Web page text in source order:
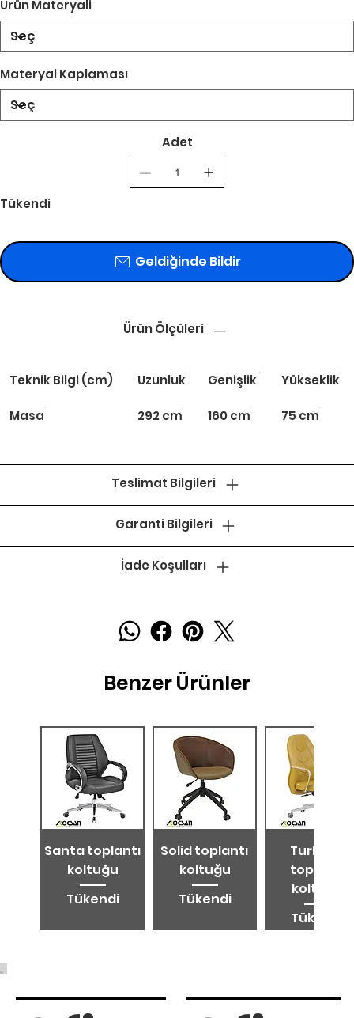
Ürün Materyali
Materyal Kaplaması
Adet
Tükendi
Geldiğinde Bildir
Ürün Ölçüleri
Teknik Bilgi (cm) Uzunluk Genişlik Yükseklik
Masa 292 cm 160 cm 75 cm
Teslimat Bilgileri
Garanti Bilgileri
İade Koşulları
Benzer Ürünler
Santa toplantı
koltuğu
Tükendi
Solid toplantı
koltuğu
Tükendi
Turkuaz
toplantı
koltuğu
Tükendi